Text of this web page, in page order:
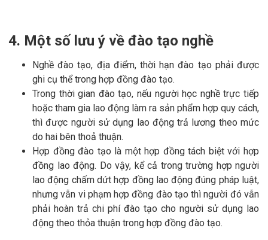
4. Một số lưu ý về đào tạo nghề
Nghề đào tạo, địa điểm, thời hạn đào tạo phải được
ghi cụ thể trong hợp đồng đào tạo.
Trong thời gian đào tạo, nếu người học nghề trực tiếp
hoặc tham gia lao động làm ra sản phẩm hợp quy cách,
thì được người sử dụng lao động trả lương theo mức
do hai bên thoả thuận.
Hợp đồng đào tạo là một hợp đồng tách biệt với hợp
đồng lao động. Do vậy, kể cả trong trường hợp người
lao động chấm dứt hợp đồng lao động đúng pháp luật,
nhưng vẫn vi phạm hợp đồng đào tạo thì người đó vẫn
phải hoàn trả chi phí đào tạo cho người sử dụng lao
động theo thỏa thuận trong hợp đồng đào tạo.